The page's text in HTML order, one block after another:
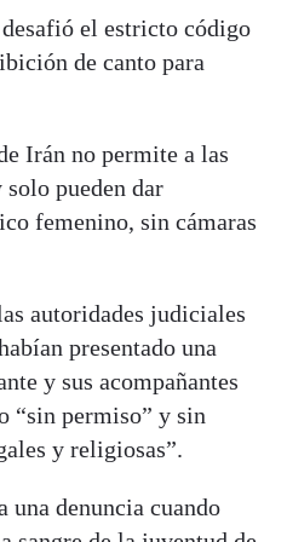
el estricto código
de canto para
Irán no permite a las
pueden dar
femenino, sin cámaras
autoridades judiciales
presentado una
y sus acompañantes
“sin permiso” y sin
y religiosas”.
una denuncia cuando